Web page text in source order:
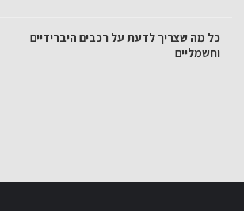
כל מה שצריך לדעת על רכבים היברידיים
וחשמליים